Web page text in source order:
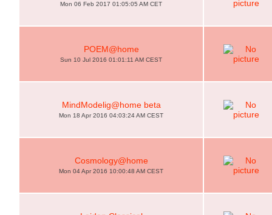
Mon 06 Feb 2017 01:05:05 AM CET
POEM@home
Sun 10 Jul 2016 01:01:11 AM CEST
MindModelig@home beta
Mon 18 Apr 2016 04:03:24 AM CEST
Cosmology@home
Mon 04 Apr 2016 10:00:48 AM CEST